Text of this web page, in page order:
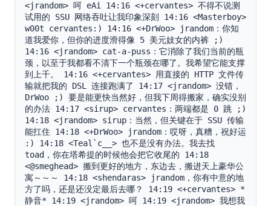
<jrandom> 呵 eAi 14:16 <+cervantes> 不得不说测
试用的 SSU 网络吞吐让我印象深刻 14:16 <Masterboy>
w00t cervantes:) 14:16 <+DrWoo> jrandom：你知
道我爱你，但你的进度滑得像 5 美元妓女的内裤 ;)
14:16 <jrandom> cat-a-puss：它消除了我们当前的瓶
颈，以至于我都看不清下一个瓶颈在哪了。我希望它能支撑
到上千。 14:16 <+cervantes> 用直接的 HTTP 文件传
输就把我的 DSL 连接跑满了 14:17 <jrandom> 没错，
DrWoo ;) 要是能更快当然好，但我下周得搬家，确实没别
的办法 14:17 <sirup> cervantes：两端都是 0 跳 ;)
14:18 <jrandom> sirup：当然，但关键在于 SSU 传输
能扛住 14:18 <+DrWoo> jrandom：哎呀，真糟，祝好运
:) 14:18 <Teal`c__> 也不是没有办法。我去找
toad，你在塔希提的时候他会把它收尾的 14:18
<@smeghead> 搬到更好的地方，东边去，搬进天上豪华公
寓～～～ 14:18 <shendaras> jrandom，你有中意的地
方了吗，还是还没定最后去哪？ 14:19 <+cervantes> *
静音* 14:19 <jrandom> 呵 14:19 <jrandom> 我想我